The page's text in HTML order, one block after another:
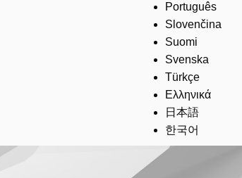
Português
Slovenčina
Suomi
Svenska
Türkçe
Ελληνικά
日本語
한국어